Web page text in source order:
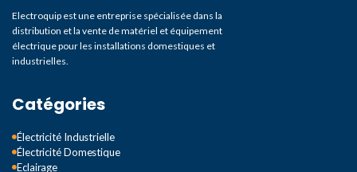
Electroquip est une entreprise spécialisée dans la
distribution et la vente de matériel et équipement
électrique pour les installations domestiques et
industrielles.
Catégories
Électricité Industrielle
Électricité Domestique
Eclairage